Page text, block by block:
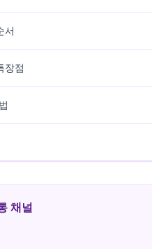
서
장점
채널